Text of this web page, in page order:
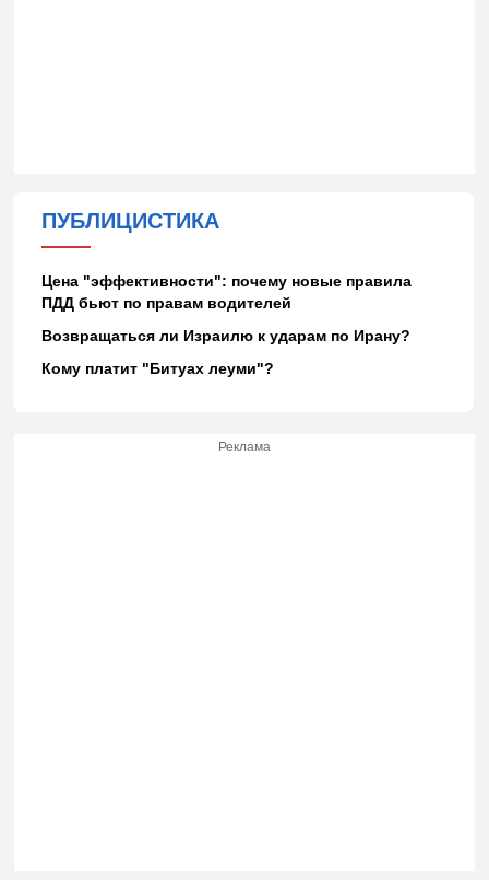
ПУБЛИЦИСТИКА
Цена "эффективности": почему новые правила
ПДД бьют по правам водителей
Возвращаться ли Израилю к ударам по Ирану?
Кому платит "Битуах леуми"?
Реклама